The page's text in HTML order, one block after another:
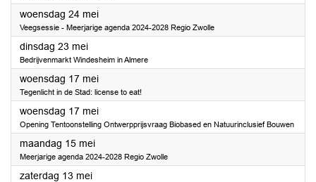
woensdag 24 mei2023
Veegsessie - Meerjarige agenda 2024-2028 Regio Zwolle
dinsdag 23 mei2023
Bedrijvenmarkt Windesheim in Almere
woensdag 17 mei2023
Tegenlicht in de Stad: license to eat!
woensdag 17 mei2023
Opening Tentoonstelling Ontwerpprijsvraag Biobased en Natuurinclusief Bouwen
maandag 15 mei2023
Meerjarige agenda 2024-2028 Regio Zwolle
zaterdag 13 mei2023